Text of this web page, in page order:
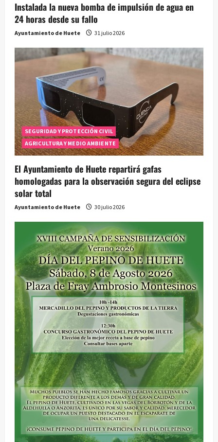
Instalada la nueva bomba de impulsión de agua en
24 horas desde su fallo
Ayuntamiento de Huete 31 julio 2026
SEGURIDAD Y PROTECCIÓN CIVIL
AGRICULTURA Y MEDIO AMBIENTE
El Ayuntamiento de Huete repartirá gafas
homologadas para la observación segura del eclipse
solar total
Ayuntamiento de Huete 30 julio 2026